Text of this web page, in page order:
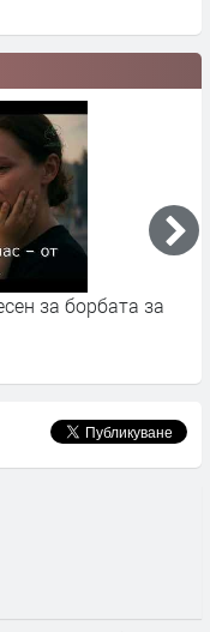
за борбата за